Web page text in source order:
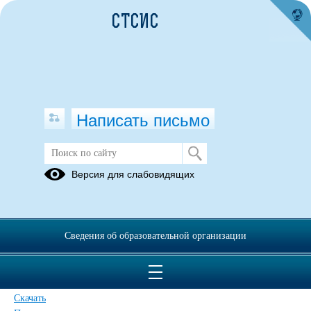
ФОС (10 месяцев) Электромонтер
электрооборудования (по отраслям)
2025
Скачать
СТСИС
Написать письмо
Версия для слабовидящих
Сведения об образовательной организации